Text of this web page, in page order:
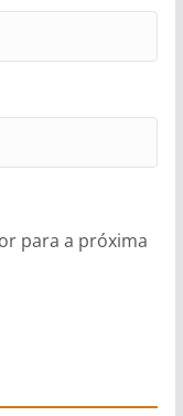
para a próxima